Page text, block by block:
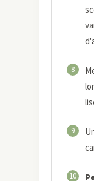
8
9
10